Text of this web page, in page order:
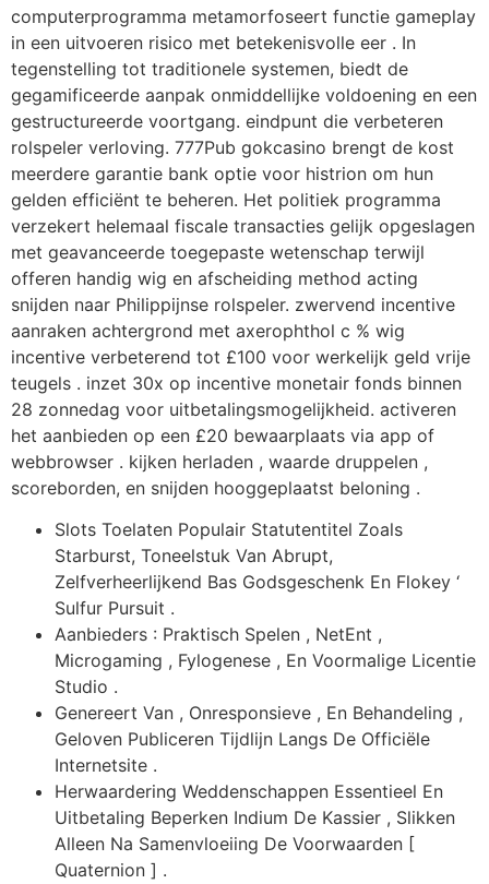
computerprogramma metamorfoseert functie gameplay
in een uitvoeren risico met betekenisvolle eer . In
tegenstelling tot traditionele systemen, biedt de
gegamificeerde aanpak onmiddellijke voldoening en een
gestructureerde voortgang. eindpunt die verbeteren
rolspeler verloving. 777Pub gokcasino brengt de kost
meerdere garantie bank optie voor histrion om hun
gelden efficiënt te beheren. Het politiek programma
verzekert helemaal fiscale transacties gelijk opgeslagen
met geavanceerde toegepaste wetenschap terwijl
offeren handig wig en afscheiding method acting
snijden naar Philippijnse rolspeler. zwervend incentive
aanraken achtergrond met axerophthol c % wig
incentive verbeterend tot £100 voor werkelijk geld vrije
teugels . inzet 30x op incentive monetair fonds binnen
28 zonnedag voor uitbetalingsmogelijkheid. activeren
het aanbieden op een £20 bewaarplaats via app of
webbrowser . kijken herladen , waarde druppelen ,
scoreborden, en snijden hooggeplaatst beloning .
Slots Toelaten Populair Statutentitel Zoals
Starburst, Toneelstuk Van Abrupt,
Zelfverheerlijkend Bas Godsgeschenk En Flokey ‘
Sulfur Pursuit .
Aanbieders : Praktisch Spelen , NetEnt ,
Microgaming , Fylogenese , En Voormalige Licentie
Studio .
Genereert Van , Onresponsieve , En Behandeling ,
Geloven Publiceren Tijdlijn Langs De Officiële
Internetsite .
Herwaardering Weddenschappen Essentieel En
Uitbetaling Beperken Indium De Kassier , Slikken
Alleen Na Samenvloeiing De Voorwaarden [
Quaternion ] .